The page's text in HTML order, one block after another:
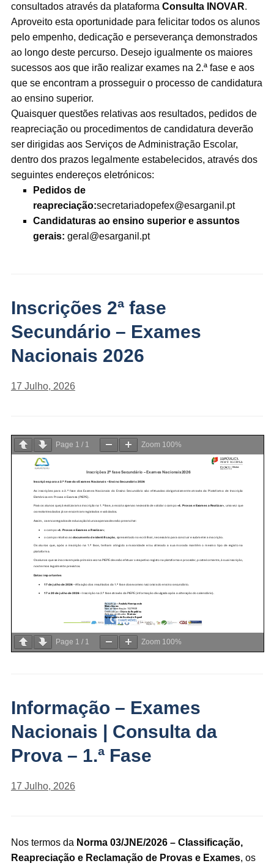
consultados através da plataforma Consulta INOVAR.
Aproveito esta oportunidade para felicitar todos os alunos
pelo empenho, dedicação e perseverança demonstrados
ao longo deste percurso. Desejo igualmente os maiores
sucessos aos que irão realizar exames na 2.ª fase e aos
que se encontram a prosseguir o processo de candidatura
ao ensino superior.
Quaisquer questões relativas aos resultados, pedidos de
reapreciação ou procedimentos de candidatura deverão
ser dirigidas aos Serviços de Administração Escolar,
dentro dos prazos legalmente estabelecidos, através dos
seguintes endereços eletrónicos:
Pedidos de
reapreciação:secretariadopefex@esarganil.pt
Candidaturas ao ensino superior e assuntos
gerais: geral@esarganil.pt
Inscrições 2ª fase
Secundário – Exames
Nacionais 2026
17 Julho, 2026
Page 1 / 1 Zoom 100%
Page 1 / 1 Zoom 100%
Informação – Exames
Nacionais | Consulta da
Prova – 1.ª Fase
17 Julho, 2026
Nos termos da Norma 03/JNE/2026 – Classificação,
Reapreciação e Reclamação de Provas e Exames, os